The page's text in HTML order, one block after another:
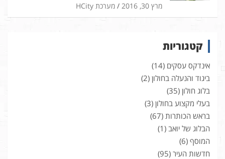
מרץ 30, 2016 מערכת HCity
קטגוריות
אינדקס עסקים (14)
ביגוד והנעלה בחולון (2)
בלוג חולון (35)
בעלי מקצוע בחולון (3)
בראש הכותרות (67)
הבלוג של יואב (1)
המוסף (6)
חדשות העיר (95)